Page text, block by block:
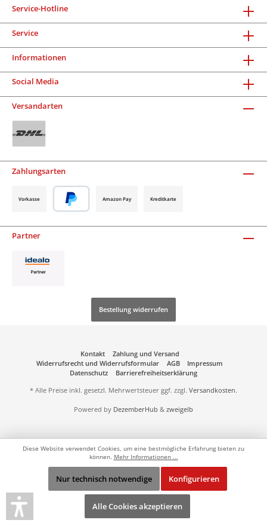
Service-Hotline
Service
Informationen
Social Media
Versandarten
Zahlungsarten
Vorkasse Amazon Pay Kreditkarte
Partner
Bestellung widerrufen
Kontakt
Zahlung und Versand
Widerrufsrecht und Widerrufsformular
AGB
Impressum
Datenschutz
Barrierefreiheitserklärung
* Alle Preise inkl. gesetzl. Mehrwertsteuer ggf. zzgl. Versandkosten.
Powered by DezemberHub & zweigelb
Diese Website verwendet Cookies, um eine bestmögliche Erfahrung bieten zu
können. Mehr Informationen ...
Nur technisch notwendige Konfigurieren
Alle Cookies akzeptieren